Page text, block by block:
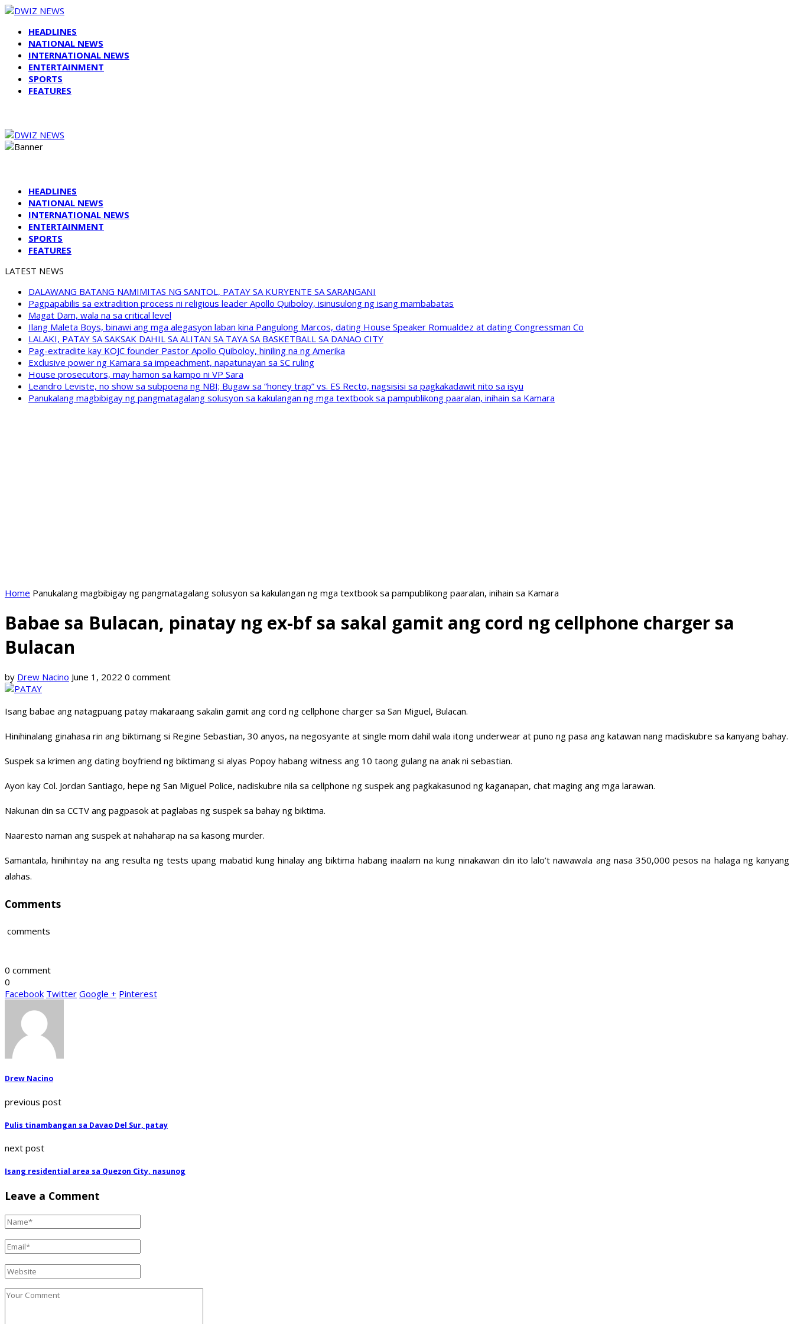
HEADLINES
NATIONAL NEWS
INTERNATIONAL NEWS
ENTERTAINMENT
SPORTS
FEATURES
HEADLINES
NATIONAL NEWS
INTERNATIONAL NEWS
ENTERTAINMENT
SPORTS
FEATURES
LATEST NEWS
DALAWANG BATANG NAMIMITAS NG SANTOL, PATAY SA KURYENTE SA SARANGANI
Pagpapabilis sa extradition process ni religious leader Apollo Quiboloy, isinusulong ng isang mambabatas
Magat Dam, wala na sa critical level
Ilang Maleta Boys, binawi ang mga alegasyon laban kina Pangulong Marcos, dating House Speaker Romualdez at dating Congressman Co
LALAKI, PATAY SA SAKSAK DAHIL SA ALITAN SA TAYA SA BASKETBALL SA DANAO CITY
Pag-extradite kay KOJC founder Pastor Apollo Quiboloy, hiniling na ng Amerika
Exclusive power ng Kamara sa impeachment, napatunayan sa SC ruling
House prosecutors, may hamon sa kampo ni VP Sara
Leandro Leviste, no show sa subpoena ng NBI; Bugaw sa “honey trap” vs. ES Recto, nagsisisi sa pagkakadawit nito sa isyu
Panukalang magbibigay ng pangmatagalang solusyon sa kakulangan ng mga textbook sa pampublikong paaralan, inihain sa Kamara
Home Panukalang magbibigay ng pangmatagalang solusyon sa kakulangan ng mga textbook sa pampublikong paaralan, inihain sa Kamara
Babae sa Bulacan, pinatay ng ex-bf sa sakal gamit ang cord ng cellphone charger sa
Bulacan
by Drew Nacino June 1, 2022 0 comment
Isang babae ang natagpuang patay makaraang sakalin gamit ang cord ng cellphone charger sa San Miguel, Bulacan.
Hinihinalang ginahasa rin ang biktimang si Regine Sebastian, 30 anyos, na negosyante at single mom dahil wala itong underwear at puno ng pasa ang katawan nang madiskubre sa kanyang bahay.
Suspek sa krimen ang dating boyfriend ng biktimang si alyas Popoy habang witness ang 10 taong gulang na anak ni sebastian.
Ayon kay Col. Jordan Santiago, hepe ng San Miguel Police, nadiskubre nila sa cellphone ng suspek ang pagkakasunod ng kaganapan, chat maging ang mga larawan.
Nakunan din sa CCTV ang pagpasok at paglabas ng suspek sa bahay ng biktima.
Naaresto naman ang suspek at nahaharap na sa kasong murder.
Samantala, hinihintay na ang resulta ng tests upang mabatid kung hinalay ang biktima habang inaalam na kung ninakawan din ito lalo’t nawawala ang nasa 350,000 pesos na halaga ng kanyang
alahas.
Comments
comments
0 comment
0
Facebook Twitter Google + Pinterest
Drew Nacino
previous post
Pulis tinambangan sa Davao Del Sur, patay
next post
Isang residential area sa Quezon City, nasunog
Leave a Comment